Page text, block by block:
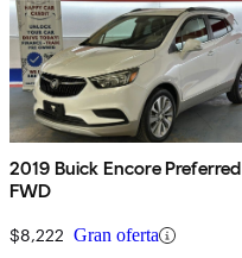
2019 Buick Encore Preferred
FWD
$8,222 Gran oferta